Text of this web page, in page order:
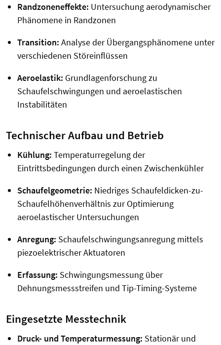
Randzoneneffekte: Untersuchung aerodynamischer
Phänomene in Randzonen
Transition: Analyse der Übergangsphänomene unter
verschiedenen Störeinflüssen
Aeroelastik: Grundlagenforschung zu
Schaufelschwingungen und aeroelastischen
Instabilitäten
Technischer Aufbau und Betrieb
Kühlung: Temperaturregelung der
Eintrittsbedingungen durch einen Zwischenkühler
Schaufelgeometrie: Niedriges Schaufeldicken-zu-
Schaufelhöhenverhältnis zur Optimierung
aeroelastischer Untersuchungen
Anregung: Schaufelschwingungsanregung mittels
piezoelektrischer Aktuatoren
Erfassung: Schwingungsmessung über
Dehnungsmessstreifen und Tip-Timing-Systeme
Eingesetzte Messtechnik
Druck- und Temperaturmessung: Stationär und